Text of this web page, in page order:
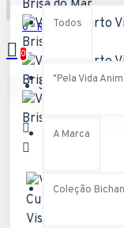
Todos
"Pela Vida
A Marca
Coleção
0 - R$0,00
0
Seu carrinho